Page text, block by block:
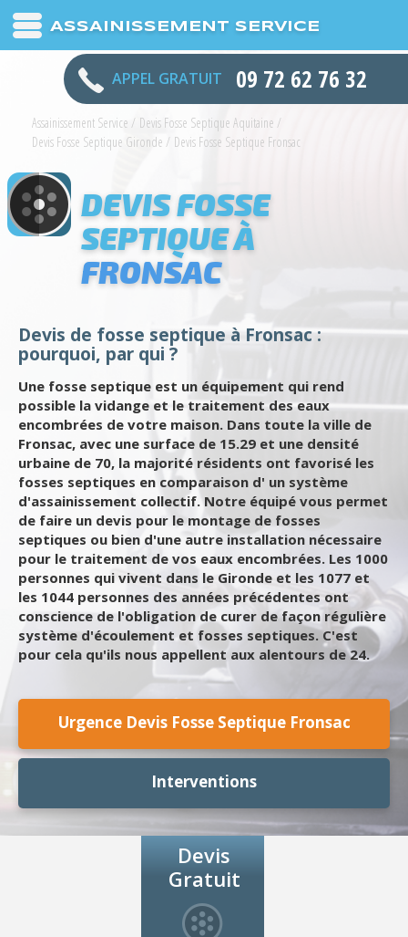
ASSAINISSEMENT SERVICE
APPEL GRATUIT 09 72 62 76 32
Assainissement Service / Devis Fosse Septique Aquitaine /
Devis Fosse Septique Gironde / Devis Fosse Septique Fronsac
DEVIS FOSSE
SEPTIQUE À
FRONSAC
Devis de fosse septique à Fronsac :
pourquoi, par qui ?
Une fosse septique est un équipement qui rend
possible la vidange et le traitement des eaux
encombrées de votre maison. Dans toute la ville de
Fronsac, avec une surface de 15.29 et une densité
urbaine de 70, la majorité résidents ont favorisé les
fosses septiques en comparaison d' un système
d'assainissement collectif. Notre équipé vous permet
de faire un devis pour le montage de fosses
septiques ou bien d'une autre installation nécessaire
pour le traitement de vos eaux encombrées. Les 1000
personnes qui vivent dans le Gironde et les 1077 et
les 1044 personnes des années précédentes ont
conscience de l'obligation de curer de façon régulière
système d'écoulement et fosses septiques. C'est
pour cela qu'ils nous appellent aux alentours de 24.
Urgence Devis Fosse Septique Fronsac
Interventions
Devis
Gratuit